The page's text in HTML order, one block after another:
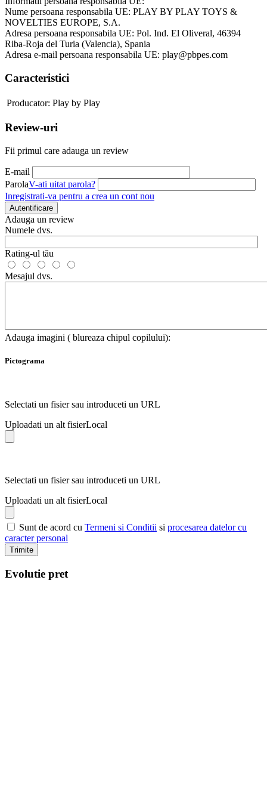
Nume persoana responsabila UE: PLAY BY PLAY TOYS &
NOVELTIES EUROPE, S.A.
Adresa persoana responsabila UE: Pol. Ind. El Oliveral, 46394
Riba-Roja del Turia (Valencia), Spania
Adresa e-mail persoana responsabila UE: play@pbpes.com
Caracteristici
Producator: Play by Play
Review-uri
Fii primul care adauga un review
E-mail
ParolaV-ati uitat parola?
Inregistrati-va pentru a crea un cont nou
Autentificare
Adauga un review
Numele dvs.
Rating-ul tău
Mesajul dvs.
Adauga imagini ( blureaza chipul copilului):
Pictograma
Selectati un fisier sau introduceti un URL
Uploadati un alt fisierLocal
Selectati un fisier sau introduceti un URL
Uploadati un alt fisierLocal
Sunt de acord cu Termeni si Conditii si procesarea datelor cu
caracter personal
Trimite
Evolutie pret